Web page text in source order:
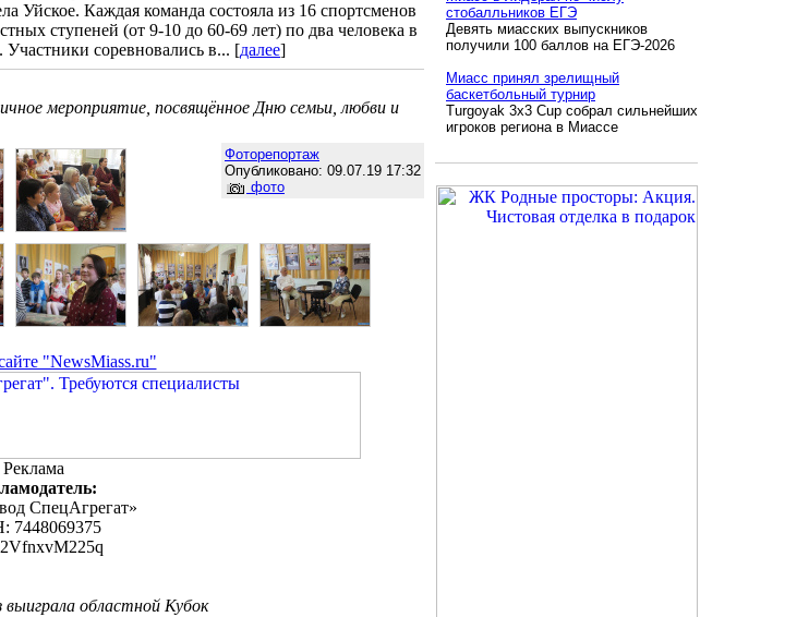
Уйское. Каждая команда состояла из 16 спортсменов
ступеней (от 9-10 до 60-69 лет) по два человека в
Участники соревновались в... [далее]
мероприятие, посвящённое Дню семьи, любви и
Фоторепортаж
Опубликовано: 09.07.19 17:32
фото
"NewsMiass.ru"
Реклама
СпецАгрегат»
7448069375
областной Кубок
стобалльников ЕГЭ
Девять миасских выпускников
получили 100 баллов на ЕГЭ-2026
Миасс принял зрелищный
баскетбольный турнир
Turgoyak 3x3 Cup собрал сильнейших
игроков региона в Миассе